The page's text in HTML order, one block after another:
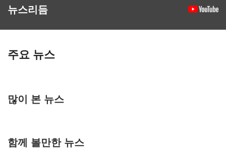
뉴스리듬
주요 뉴스
많이 본 뉴스
함께 볼만한 뉴스